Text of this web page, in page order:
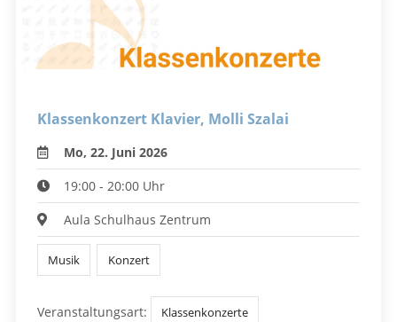
Klassenkonzert Klavier, Molli Szalai
Mo, 22. Juni 2026
19:00 - 20:00 Uhr
Aula Schulhaus Zentrum
Musik Konzert
Veranstaltungsart: Klassenkonzerte